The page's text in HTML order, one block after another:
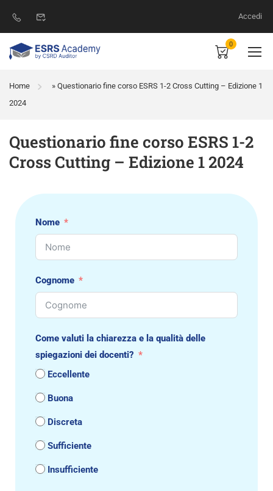
Accedi
0
Home » Questionario fine corso ESRS 1-2 Cross Cutting – Edizione 1
2024
Questionario fine corso ESRS 1-2
Cross Cutting – Edizione 1 2024
Nome
Cognome
Come valuti la chiarezza e la qualità delle
spiegazioni dei docenti?
Eccellente
Buona
Discreta
Sufficiente
Insufficiente